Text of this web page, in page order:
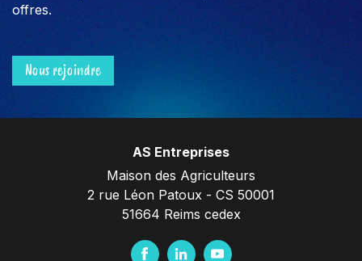
offres.
Nous rejoindre
AS Entreprises
Maison des Agriculteurs
2 rue Léon Patoux - CS 50001
51664 Reims cedex